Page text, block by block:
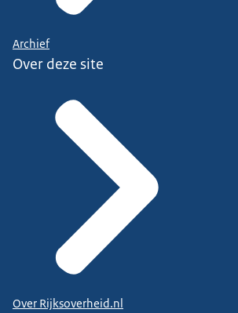
Archief
Over deze site
Over Rijksoverheid.nl